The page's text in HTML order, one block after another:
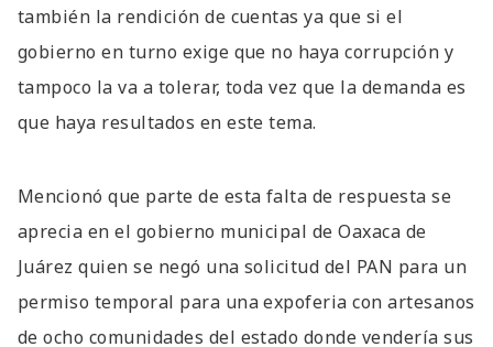
también la rendición de cuentas ya que si el
gobierno en turno exige que no haya corrupción y
tampoco la va a tolerar, toda vez que la demanda es
que haya resultados en este tema.
Mencionó que parte de esta falta de respuesta se
aprecia en el gobierno municipal de Oaxaca de
Juárez quien se negó una solicitud del PAN para un
permiso temporal para una expoferia con artesanos
de ocho comunidades del estado donde vendería sus